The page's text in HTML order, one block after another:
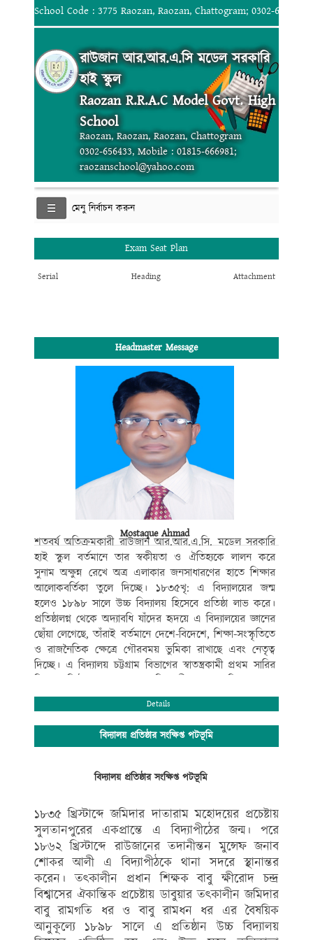
School Code : 3775 Raozan, Raozan, Chattogram; 0302-656433,
রাউজান আর.আর.এ.সি মডেল সরকারি
হাই স্কুল
Raozan R.R.A.C Model Govt. High
School
Raozan, Raozan, Raozan, Chattogram
0302-656433, Mobile : 01815-666981;
raozanschool@yahoo.com
মেনু নির্বাচন করুন
Exam Seat Plan
Serial Heading Attachment
Headmaster Message
Mostaque Ahmad
শতবর্ষ অতিক্রমকারী রাউজান আর.আর.এ.সি. মডেল সরকারি
হাই স্কুল বর্তমানে তার স্বকীয়তা ও ঐতিহ্যকে লালন করে
সুনাম অক্ষুন্ন রেখে অত্র এলাকার জনসাধারণের হাতে শিক্ষার
আলোকবর্তিকা তুলে দিচ্ছে। ১৮৩৫খৃ: এ বিদ্যালয়ের জন্ম
হলেও ১৮৯৮ সালে উচ্চ বিদ্যালয় হিসেবে প্রতিষ্ঠা লাভ করে।
প্রতিষ্ঠালগ্ন থেকে অদ্যাবধি যাঁদের হৃদয়ে এ বিদ্যালয়ের জ্ঞানের
ছোঁয়া লেগেছে, তাঁরাই বর্তমানে দেশে-বিদেশে, শিক্ষা-সংস্কৃতিতে
ও রাজনৈতিক ক্ষেত্রে গৌরবময় ভুমিকা রাখাছে এবং নেতৃত্ব
দিচ্ছে। এ বিদ্যালয় চট্টগ্রাম বিভাগের স্বাতন্ত্রকামী প্রথম সারির
শিক্ষা প্রতিষ্ঠান গুলোর মধ্যে অতি প্রাচীনতম। এ বিদ্যালয় শুধু
আধুনিক যুগপোযোগী ও মানসম্মত শিক্ষাদানে বিশেষত্ব অর্জনে
সীমাবদ্ধ তা নয়,বই কেন্দ্রিক শিক্ষার পাশাপাশি নৈতিক শিক্ষা,
সহ-পাঠ ক্রমিক শিক্ষাকে অত্যন্ত গুরুত্ব দিয়ে থাকে।
বিদ্যালয়ের সুশৃংখল ও সু-পরিকল্পিত কার্যক্রম ও পদ্ধতিগত
কৃতিত্বের স্বাক্ষর রেখে বিদ্যালয়ের সুনাম বৃদ্ধি করেছে। এরই
ফলে গণপ্রজাতন্ত্রী বাংলাদেশ সরকারের মাননীয় প্রধানমন্ত্রী শেখ
হাসিনা এর যুগান্তকারী পদক্ষেপ প্রত্যেক উপজেলায় মানসম্মত
একটি করে মাধ্যমিক স্কুল সরকারিকরণের ঘোষণানুযায়ী
মান্যবর সাংসদ জনাব
এ .বি. এম. ফজলে করিম চৌধুরী এমপি মহোদয়ের ঐকান্তিক
প্রচেষ্টায় গত ২৪/০৯/১৮ খ্রিঃ তারিখে সরকারিকরণের
প্রজ্ঞাপন আসে এবং সরকারিকরণ হয়। সরকারিকরণ হওয়ার
পেছনে যাদের অবদান সংশ্লিষ্ট জনকে বিদ্যালয়ের পক্ষ থেকে
অশেষ ধন্যবাদ ও কৃতজ্ঞতা জানাই।
এলাকার গণ্যমান্য ব্যক্তিগণের ইতিবাচক পরামর্শে ও অভিক্ষ
Details
বিদ্যালয় প্রতিষ্ঠার সংক্ষিপ্ত পটভূমি
বিদ্যালয় প্রতিষ্ঠার সংক্ষিপ্ত পটভূমি
১৮৩৫ খ্রিস্টাব্দে জমিদার দাতারাম মহোদয়ের প্রচেষ্টায়
সুলতানপুরের একপ্রান্তে এ বিদ্যাপীঠের জন্ম। পরে
১৮৬২ খ্রিস্টাব্দে রাউজানের তদানীন্তন মুন্সেফ জনাব
শোকর আলী এ বিদ্যাপীঠকে থানা সদরে স্থানান্তর
করেন। তৎকালীন প্রধান শিক্ষক বাবু ক্ষীরোদ চন্দ্র
বিশ্বাসের ঐকান্তিক প্রচেষ্টায় ডাবুয়ার তৎকালীন জমিদার
বাবু রামগতি ধর ও বাবু রামধন ধর এর বৈষয়িক
আনুকূল্যে ১৮৯৮ সালে এ প্রতিষ্ঠান উচ্চ বিদ্যালয়